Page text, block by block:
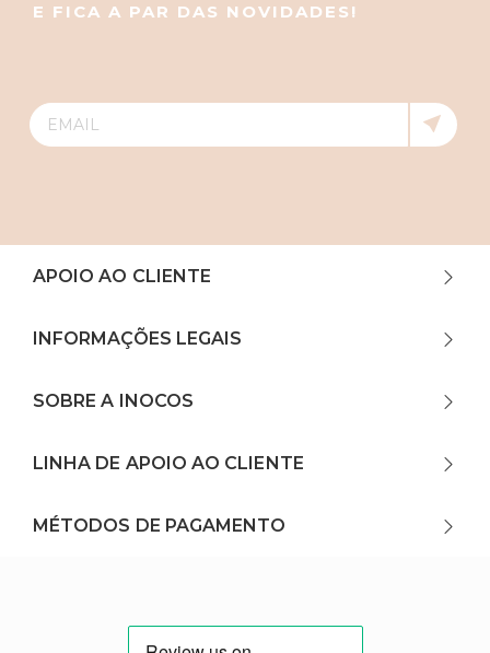
E FICA A PAR DAS NOVIDADES!
APOIO AO CLIENTE
INFORMAÇÕES LEGAIS
SOBRE A INOCOS
LINHA DE APOIO AO CLIENTE
MÉTODOS DE PAGAMENTO